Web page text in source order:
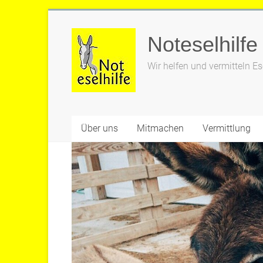
springen
Noteselhilfe
Wir helfen und vermitteln
Über uns Mitmachen Vermittlung